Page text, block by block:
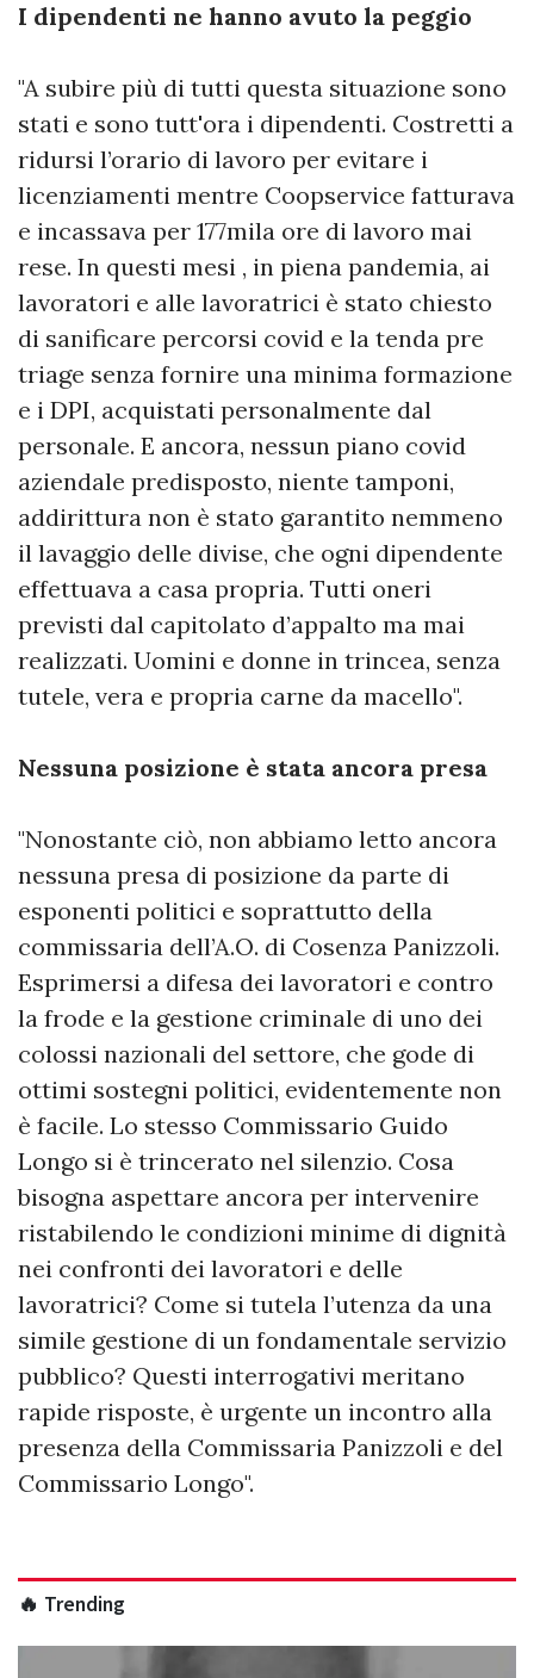
I dipendenti ne hanno avuto la peggio
"A subire più di tutti questa situazione sono
stati e sono tutt'ora i dipendenti. Costretti a
ridursi l’orario di lavoro per evitare i
licenziamenti mentre Coopservice fatturava
e incassava per 177mila ore di lavoro mai
rese. In questi mesi , in piena pandemia, ai
lavoratori e alle lavoratrici è stato chiesto
di sanificare percorsi covid e la tenda pre
triage senza fornire una minima formazione
e i DPI, acquistati personalmente dal
personale. E ancora, nessun piano covid
aziendale predisposto, niente tamponi,
addirittura non è stato garantito nemmeno
il lavaggio delle divise, che ogni dipendente
effettuava a casa propria. Tutti oneri
previsti dal capitolato d’appalto ma mai
realizzati. Uomini e donne in trincea, senza
tutele, vera e propria carne da macello".
Nessuna posizione è stata ancora presa
"Nonostante ciò, non abbiamo letto ancora
nessuna presa di posizione da parte di
esponenti politici e soprattutto della
commissaria dell’A.O. di Cosenza Panizzoli.
Esprimersi a difesa dei lavoratori e contro
la frode e la gestione criminale di uno dei
colossi nazionali del settore, che gode di
ottimi sostegni politici, evidentemente non
è facile. Lo stesso Commissario Guido
Longo si è trincerato nel silenzio. Cosa
bisogna aspettare ancora per intervenire
ristabilendo le condizioni minime di dignità
nei confronti dei lavoratori e delle
lavoratrici? Come si tutela l’utenza da una
simile gestione di un fondamentale servizio
pubblico? Questi interrogativi meritano
rapide risposte, è urgente un incontro alla
presenza della Commissaria Panizzoli e del
Commissario Longo".
🔥 Trending